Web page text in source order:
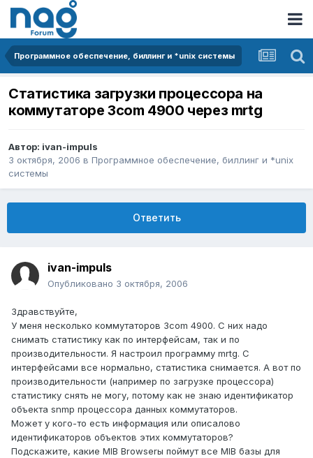
Программное обеспечение, биллинг и *unix системы
Статистика загрузки процессора на
коммутаторе 3com 4900 через mrtg
Автор: ivan-impuls
3 октября, 2006 в Программное обеспечение, биллинг и *unix
системы
Ответить
ivan-impuls
Опубликовано 3 октября, 2006
Здравствуйте,
У меня несколько коммутаторов 3com 4900. С них надо
снимать статистику как по интерфейсам, так и по
производительности. Я настроил программу mrtg. С
интерфейсами все нормально, статистика снимается. А вот по
производительности (например по загрузке процессора)
статистику снять не могу, потому как не знаю идентификатор
объекта snmp процессора данных коммутаторов.
Может у кого-то есть информация или описалово
идентификаторов объектов этих коммутаторов?
Подскажите, какие MIB Browserы поймут все MIB базы для